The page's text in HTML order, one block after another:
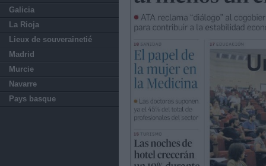
Galicia
La Rioja
Lieux de souverainetié
Madrid
Murcie
Navarre
Pays basque